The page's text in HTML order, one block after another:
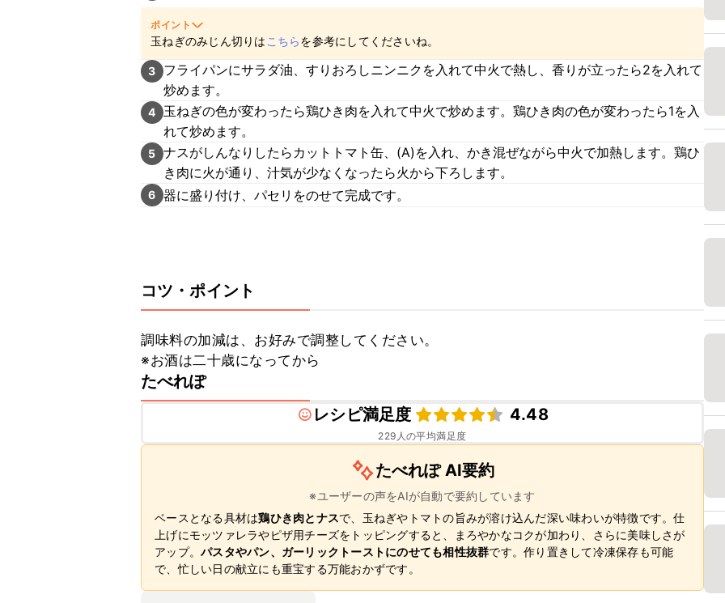
ポイント
玉ねぎのみじん切りは こちらを参考にしてくださいね。
3
フライパンにサラダ油、すりおろしニンニクを入れて中火で熱し、香りが立ったら2を入れて
炒めます。
4
玉ねぎの色が変わったら鶏ひき肉を入れて中火で炒めます。鶏ひき肉の色が変わったら1を入
れて炒めます。
5 ナスがしんなりしたらカットトマト缶、(A)を入れ、かき混ぜながら中火で加熱します。鶏ひ
き肉に火が通り、汁気が少なくなったら火から下ろします。
6 器に盛り付け、パセリをのせて完成です。
コツ・ポイント
調味料の加減は、お好みで調整してください。
※お酒は二十歳になってから
たべれぽ
レシピ満足度
4.48
229 人の平均満足度
たべれぽ AI要約
※ユーザーの声をAIが自動で要約しています
ベースとなる具材は鶏ひき肉とナスで、玉ねぎやトマトの旨みが溶け込んだ深い味わいが特徴です。仕
上げにモッツァレラやピザ用チーズをトッピングすると、まろやかなコクが加わり、さらに美味しさが
アップ。 パスタやパン、ガーリックトーストにのせても相性抜群です。作り置きして冷凍保存も可能
で、忙しい日の献立にも重宝する万能おかずです。